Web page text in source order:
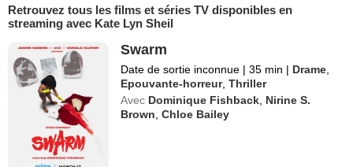
Retrouvez tous les films et séries TV disponibles en
streaming avec Kate Lyn Sheil
Swarm
Date de sortie inconnue | 35 min | Drame
Epouvante-horreur,Thriller
Avec Dominique Fishback Nirine S.
Brown ,Chloe Bailey